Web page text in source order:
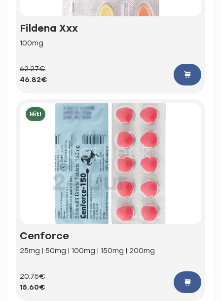
Fildena Xxx
100mg
62.27€
46.82€
Hit!
Cenforce
25mg | 50mg | 100mg | 150mg | 200mg
20.75€
15.60€